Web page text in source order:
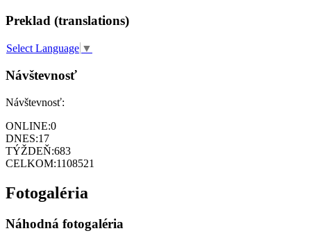
Preklad (translations)
Select Language ▼
Návštevnosť
Návštevnosť:
ONLINE:0
DNES:17
TÝŽDEŇ:683
CELKOM:1108521
Fotogaléria
Náhodná fotogaléria